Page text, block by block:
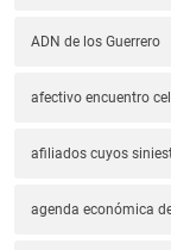
ADN de los Guerrero
afectivo encuentro
afiliados cuyos
agenda económica